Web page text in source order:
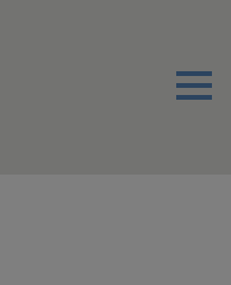
Menu